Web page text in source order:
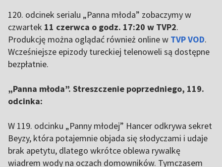
120. odcinek serialu „Panna młoda” zobaczymy w
czwartek 11 czerwca o godz. 17:20 w TVP2.
Produkcję można oglądać również online w TVP VOD.
Wcześniejsze epizody tureckiej telenoweli są dostępne
bezpłatnie.
„Panna młoda”. Streszczenie poprzedniego, 119.
odcinka:
W 119. odcinku „Panny młodej” Hancer odkrywa sekret
Beyzy, która potajemnie objada się słodyczami i udaje
brak apetytu, dlatego wkrótce oblewa rywalkę
wiadrem wody na oczach domowników. Tymczasem